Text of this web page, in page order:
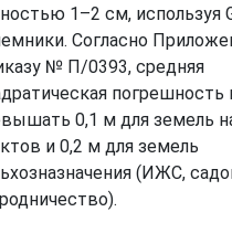
1–2 см, используя
Согласно
№ П/0393, средняя
погрешность
0,1 м для земель
и 0,2 м для земель
(ИЖС,